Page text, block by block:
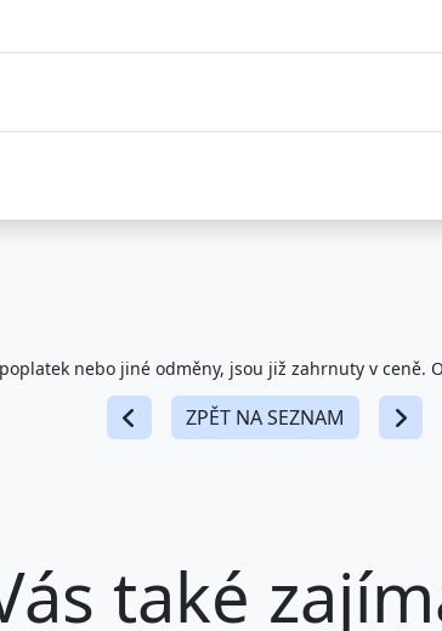
nebo jiné odměny, jsou již zahrnuty v ceně.
ZPĚT NA SEZNAM
také